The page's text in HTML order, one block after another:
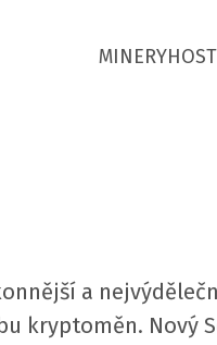
MINERY
a
kryptoměn. Nový